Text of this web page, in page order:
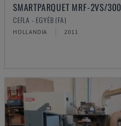
SMARTPARQUET MRF-2VS/300
CEFLA - EGYÉB (FA)
HOLLANDIA 2011